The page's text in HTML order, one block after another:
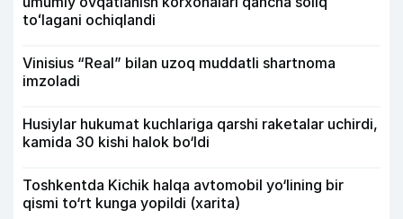
toʻlagani ochiqlandi
Vinisius “Real” bilan uzoq muddatli shartnoma
imzoladi
Husiylar hukumat kuchlariga qarshi raketalar uchirdi,
kamida 30 kishi halok bo‘ldi
Toshkentda Kichik halqa avtomobil yo‘lining bir
qismi to‘rt kunga yopildi (xarita)